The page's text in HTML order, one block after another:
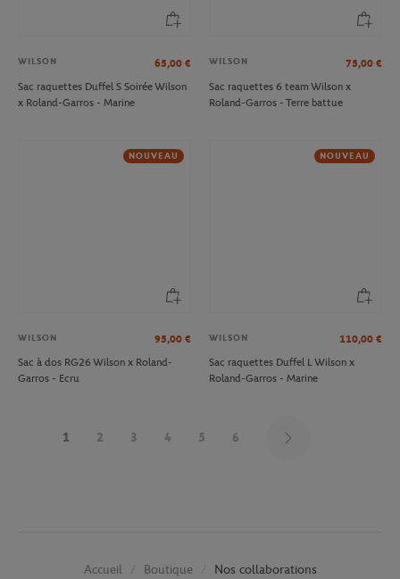
WILSON 65,00 €
Sac raquettes Duffel S Soirée Wilson
x Roland-Garros - Marine
WILSON 75,00 €
Sac raquettes 6 team Wilson x
Roland-Garros - Terre battue
NOUVEAU
WILSON 95,00 €
Sac à dos RG26 Wilson x Roland-
Garros - Ecru
NOUVEAU
WILSON 110,00 €
Sac raquettes Duffel L Wilson x
Roland-Garros - Marine
1 2 3 4 5 6
Accueil Boutique Nos collaborations